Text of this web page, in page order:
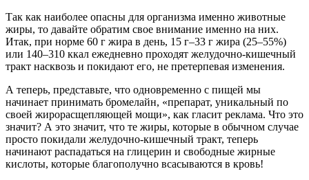
Так как наиболее опасны для организма именно животные
жиры, то давайте обратим свое внимание именно на них.
Итак, при норме 60 г жира в день, 15 г–33 г жира (25–55%)
или 140–310 ккал ежедневно проходят желудочно-кишечный
тракт насквозь и покидают его, не претерпевая изменения.
А теперь, представьте, что одновременно с пищей мы
начинает принимать бромелайн, «препарат, уникальный по
своей жирорасщепляющей мощи», как гласит реклама. Что это
значит? А это значит, что те жиры, которые в обычном случае
просто покидали желудочно-кишечный тракт, теперь
начинают распадаться на глицерин и свободные жирные
кислоты, которые благополучно всасываются в кровь!